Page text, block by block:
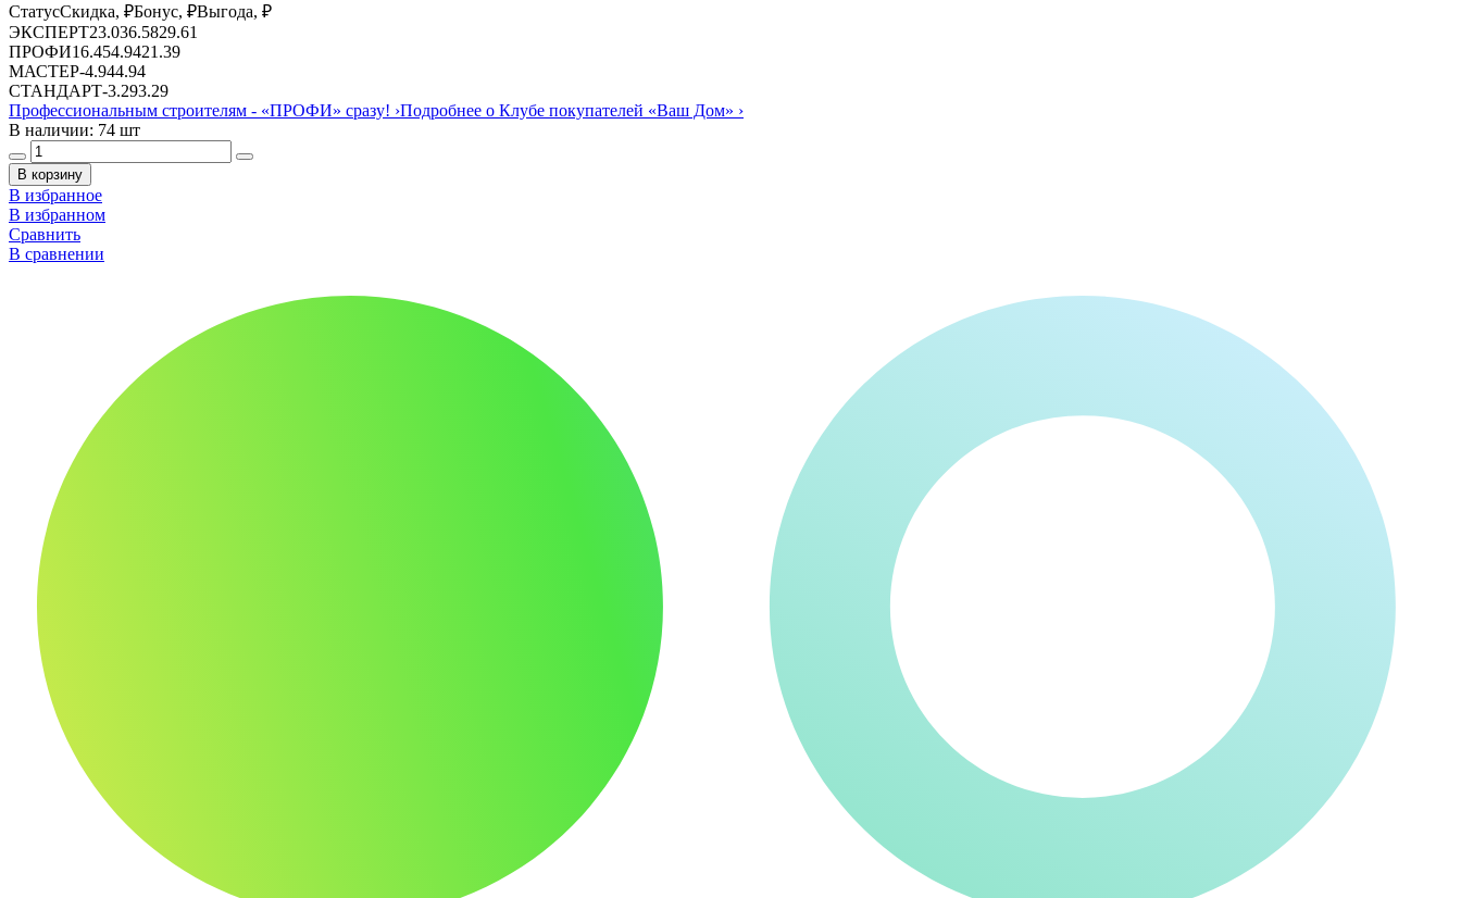
СтатусСкидка, ₽Бонус, ₽Выгода, ₽
ЭКСПЕРТ23.036.5829.61
ПРОФИ16.454.9421.39
МАСТЕР-4.944.94
СТАНДАРТ-3.293.29
Профессиональным строителям - «ПРОФИ» сразу! ›Подробнее о Клубе покупателей «Ваш Дом» ›
В наличии: 74 шт
В корзину
В избранное
В избранном
Сравнить
В сравнении